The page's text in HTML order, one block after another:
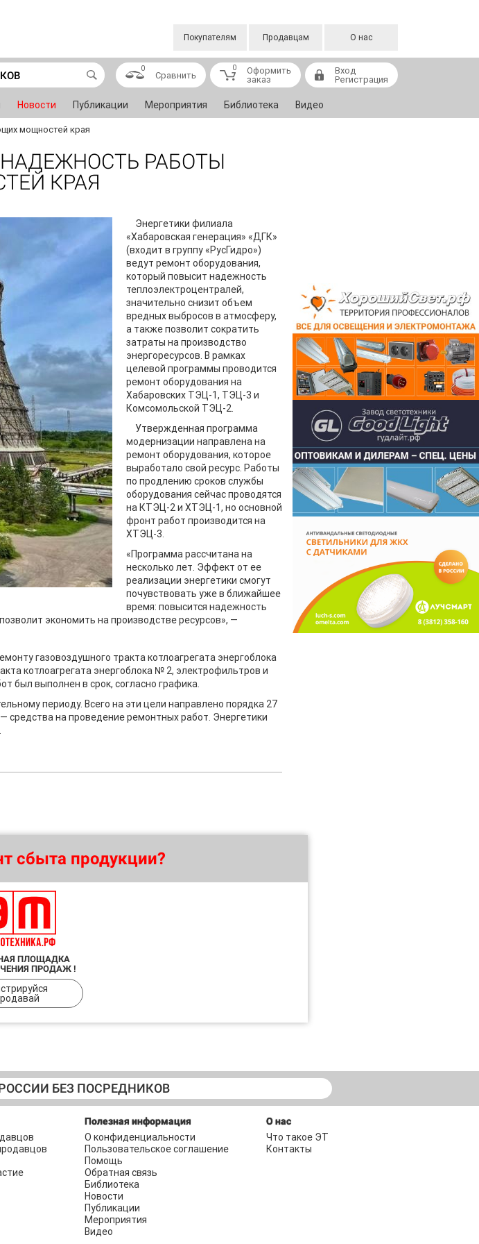
Покупателям Продавцам О нас
0
Сравнить
0
Оформить
заказ
Вход
Регистрация
Новости Публикации Мероприятия Библиотека Видео
мощностей края
РАБОТЫ
КРАЯ
Энергетики филиала
«Хабаровская генерация» «ДГК»
(входит в группу «РусГидро»)
ведут ремонт оборудования,
который повысит надежность
теплоэлектроцентралей,
значительно снизит объем
вредных выбросов в атмосферу,
а также позволит сократить
затраты на производство
энергоресурсов. В рамках
целевой программы проводится
ремонт оборудования на
Хабаровских ТЭЦ-1, ТЭЦ-3 и
Комсомольской ТЭЦ-2.
Утвержденная программа
модернизации направлена на
ремонт оборудования, которое
выработало свой ресурс. Работы
по продлению сроков службы
оборудования сейчас проводятся
на КТЭЦ-2 и ХТЭЦ-1, но основной
фронт работ производится на
ХТЭЦ-3.
«Программа рассчитана на
несколько лет. Эффект от ее
реализации энергетики смогут
почувствовать уже в ближайшее
время: повысится надежность
экономить на производстве ресурсов», —
газовоздушного тракта котлоагрегата энергоблока
котлоагрегата энергоблока № 2, электрофильтров и
был выполнен в срок, согласно графика.
периоду. Всего на эти цели направлено порядка 27
средства на проведение ремонтных работ. Энергетики
сбыта продукции?
ПЛОЩАДКА
ПРОДАЖ !
БЕЗ ПОСРЕДНИКОВ
Полезная информация
О конфиденциальности
Пользовательское соглашение
Помощь
Обратная связь
Библиотека
Новости
Публикации
Мероприятия
Видео
О нас
Что такое ЭТ
Контакты